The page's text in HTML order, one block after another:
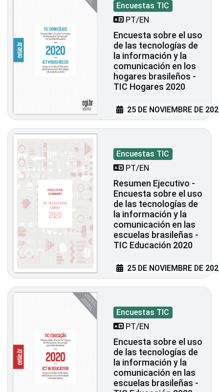
Encuestas TIC
PT/EN
Encuesta sobre el uso
de las tecnologías de
la información y la
comunicación en los
hogares brasileños -
TIC Hogares 2020
25 DE NOVIEMBRE DE
Encuestas TIC
PT/EN
Resumen Ejecutivo -
Encuesta sobre el uso
de las tecnologías de
la información y la
comunicación en las
escuelas brasileñas -
TIC Educación 2020
25 DE NOVIEMBRE DE
Encuestas TIC
PT/EN
Encuesta sobre el uso
de las tecnologías de
la información y la
comunicación en las
escuelas brasileñas -